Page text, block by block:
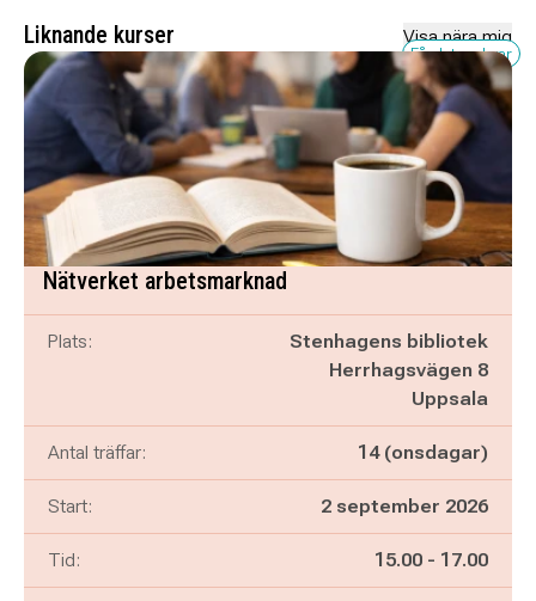
Liknande kurser Visa nära mig
Få platser kvar
Nätverket arbetsmarknad
Plats:
Stenhagens bibliotek
Herrhagsvägen 8
Uppsala
Antal träffar: 14 (onsdagar)
Start: 2 september 2026
Tid: Pågår mellan
15.00 - och
17.00